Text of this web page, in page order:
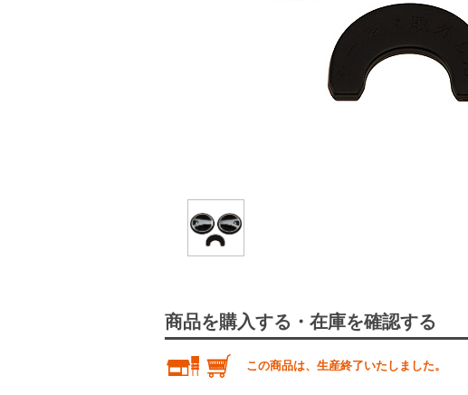
商品を購入する・在庫を確認する
この商品は、生産終了いたしました。